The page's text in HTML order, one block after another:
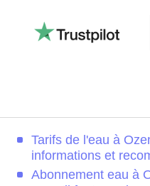
Tarifs de l'eau à
informations et
Abonnement eau à